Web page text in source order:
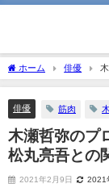
ホーム 俳優
関係！
俳優 筋肉
木瀬哲弥のプ
松丸亮吾との
2021年2月9日 2021